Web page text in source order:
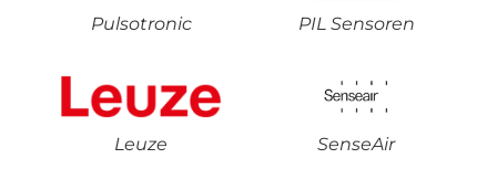
Pulsotronic PIL Sensoren
Leuze SenseAir